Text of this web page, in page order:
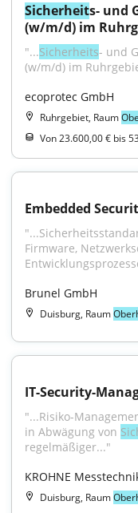
Sicherheits- und
(w/m/d) im
"...Sicherheits- und
(w/m/d) im
ecoprotec GmbH
Ruhrgebiet, Raum
Von 23.600,00 € bis
Embedded
Firmware,
Brunel GmbH
Duisburg, Raum
IT-Security-
"...Risiko-
in Abwägung von
regelmäßiger..."
KROHNE
Duisburg, Raum